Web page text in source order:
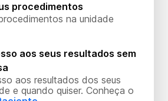
procedimentos
na unidade
aos seus resultados sem
aos resultados dos seus
e quando quiser. Conheça o